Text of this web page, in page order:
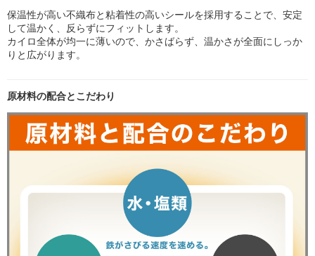
保温性が高い不織布と粘着性の高いシールを採用することで、安定
して温かく、反らずにフィットします。
カイロ全体が均一に薄いので、かさばらず、温かさが全面にしっか
りと広がります。
原材料の配合とこだわり